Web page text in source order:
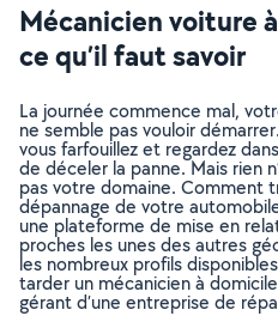
Mécanicien voiture
ce qu’il faut savoir
La journée commence mal,
ne semble pas vouloir
vous farfouillez et regardez
de déceler la panne. Mais rien
pas votre domaine. Comment
dépannage de votre
une plateforme de mise en
proches les unes des autres
les nombreux profils
tarder un mécanicien à
gérant d’une entreprise de